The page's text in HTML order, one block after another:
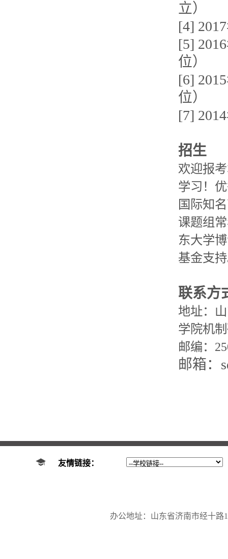
立）
[4]
[5]
位）
[6]
位）
[7]
招生
欢迎报
学习！
国际知
课题组
东大学
基金支
联系方
地址：
学院机
邮编：
邮箱：
友情链接：
办公地址：山东省济南市经十路